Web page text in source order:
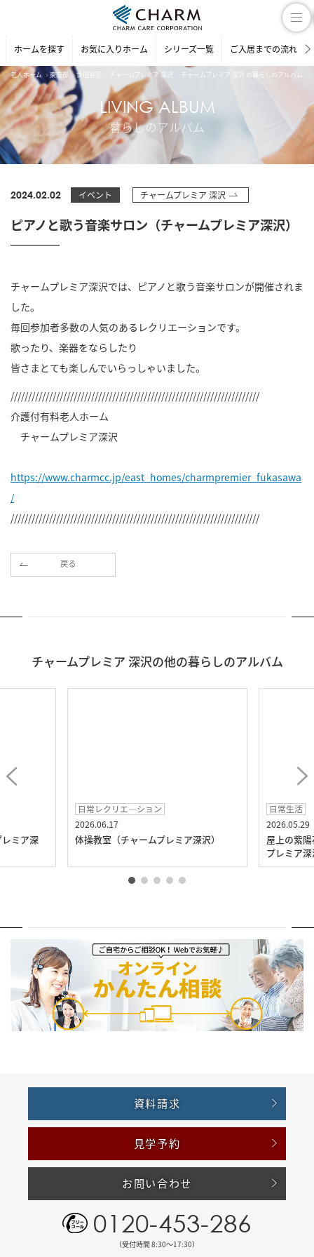
ホームを探す お気に入りホーム シリーズ一覧 ご入居までの流れ
老人ホーム 東京都 世田谷区 チャームプレミア 深沢 チャームプレミア 深沢 の暮らしのアルバム一
LIVING ALBUM
暮らしのアルバム
2024.02.02 イベント チャームプレミア 深沢
ピアノと歌う音楽サロン（チャームプレミア深沢）
チャームプレミア深沢では、ピアノと歌う音楽サロンが開催されま
した。
毎回参加者多数の人気のあるレクリエーションです。
歌ったり、楽器をならしたり
皆さまとても楽しんでいらっしゃいました。
///////////////////////////////////////////////////////////////////////
介護付有料老人ホーム
チャームプレミア深沢
https://www.charmcc.jp/east_homes/charmpremier_fukasawa
/
///////////////////////////////////////////////////////////////////////
戻る
チャームプレミア 深沢の他の暮らしのアルバム
ミア深
日常レクリエ―ション
2026.06.17
体操教室（チャームプレミア深沢）
日常生活
2026.05.29
屋上の紫
プレミア
資料請求
見学予約
お問い合わせ
0120-453-286
（受付時間 8:30〜17:30）